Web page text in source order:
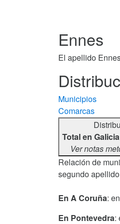
Ennes
El apellido
Municipios
Comarcas
Total en
Ver notas
Relación de
segundo
En A Coruña:
En Pontevedra: